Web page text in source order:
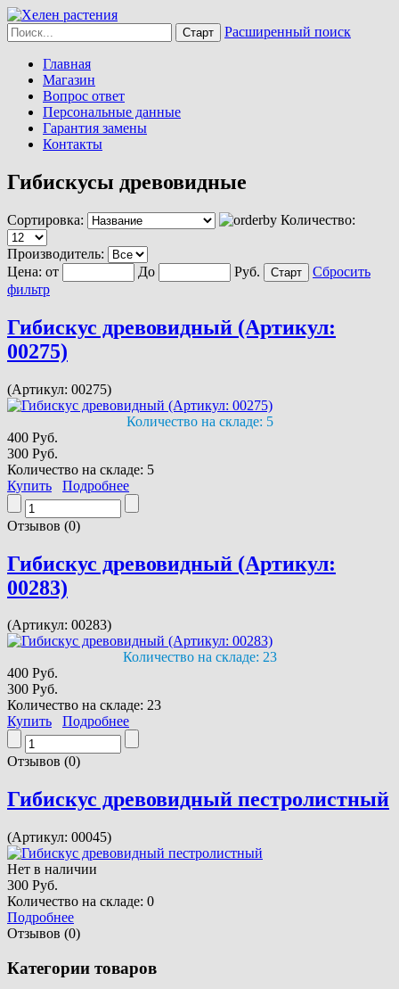
Расширенный поиск
Главная
Магазин
Вопрос ответ
Персональные данные
Гарантия замены
Контакты
Гибискусы древовидные
Сортировка: Количество:
Производитель:
Цена: от До Руб.
Сбросить
фильтр
Гибискус древовидный (Артикул:
00275)
(Артикул: 00275)
Количество на складе: 5
400 Руб.
300 Руб.
Количество на складе: 5
Купить
Подробнее
Отзывов (0)
Гибискус древовидный (Артикул:
00283)
(Артикул: 00283)
Количество на складе: 23
400 Руб.
300 Руб.
Количество на складе: 23
Купить
Подробнее
Отзывов (0)
Гибискус древовидный пестролистный
(Артикул: 00045)
Нет в наличии
300 Руб.
Количество на складе: 0
Подробнее
Отзывов (0)
Категории товаров